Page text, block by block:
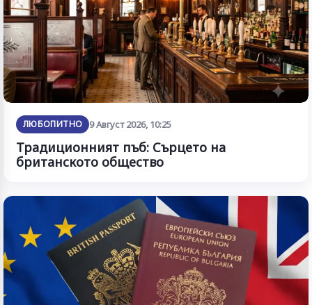
ЛЮБОПИТНО 9 Август 2026, 10:25
Традиционният пъб: Сърцето на
британското общество